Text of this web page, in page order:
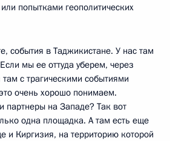
попытками геополитических
события в Таджикистане. У нас там
мы ее оттуда уберем, через
с трагическими событиями
очень хорошо понимаем.
партнеры на Западе? Так вот
одна площадка. А там есть еще
и Киргизия, на территорию которой